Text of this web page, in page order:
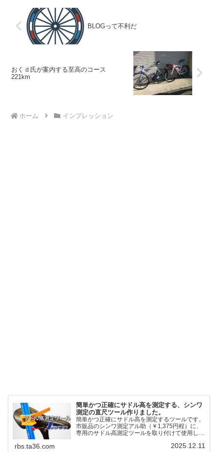
BLOGって不利だ
おくｄ氏が案内する至高のコース
221km
ホーム インプレッション
簡単かつ正確にサドル高を測定する、シンワ
測定の直尺ツール作りました。
簡単かつ正確にサドル高を測定するツールです。
市販品のシンワ測定アル助（￥1,375円程）に、
専用のサドル高測定ツールを取り付けて使用しま
るようになりました。シンワ測定(Shinwa
rbs.ta36.com 2025.12.11